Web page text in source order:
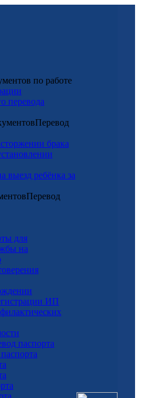
по работе
перевода
Перевод
брака
выезд ребёнка за
Перевод
для
на
ИП
паспорта